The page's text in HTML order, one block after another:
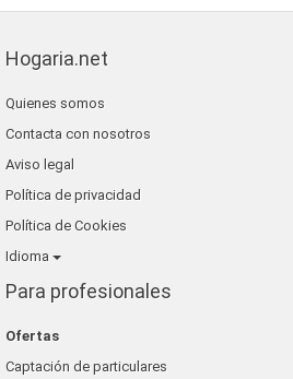
Hogaria.net
Quienes somos
Contacta con nosotros
Aviso legal
Política de privacidad
Política de Cookies
Idioma
Para profesionales
Ofertas
Captación de particulares